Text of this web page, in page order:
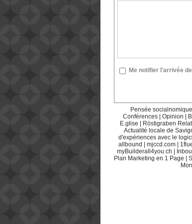
Me notifier l'arrivée
Pensée socialnomique
Conférences
Opinion
E.glise
Röstigraben
Actualité locale de
d'expériences avec le
allbound
mjccd.com
myBuilderall4you.ch
Plan Marketing en 1 Page